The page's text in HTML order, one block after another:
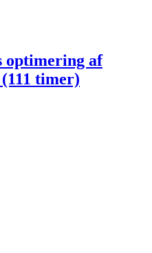
optimering af
timer)